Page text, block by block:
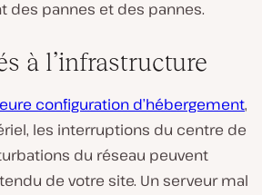
des pannes et des pannes.
à l’infrastructure
configuration d’hébergement,
les interruptions du centre de
du réseau peuvent
de votre site. Un serveur mal